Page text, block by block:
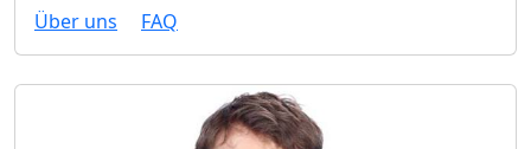
Über uns
FAQ